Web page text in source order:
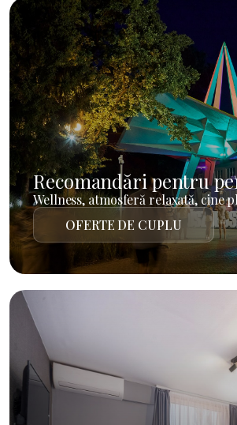
Recomandări pentru
Wellness, atmosferă relaxată, cine
OFERTE DE CUPLU